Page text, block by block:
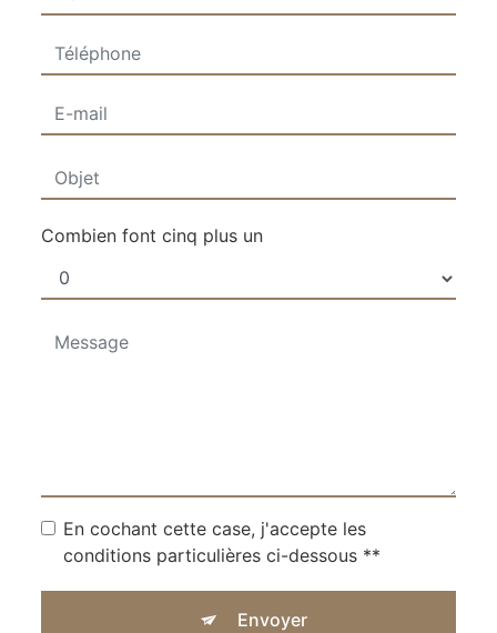
Combien font cinq plus un
En cochant cette case, j'accepte les
conditions particulières ci-dessous **
Envoyer